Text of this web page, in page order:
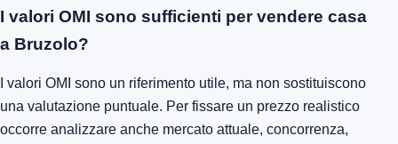
I valori OMI sono sufficienti per vendere casa
a Bruzolo?
I valori OMI sono un riferimento utile, ma non sostituiscono
una valutazione puntuale. Per fissare un prezzo realistico
occorre analizzare anche mercato attuale, concorrenza,